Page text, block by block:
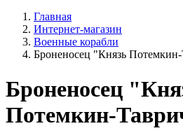
Главная
Интернет-магазин
Военные корабли
Броненосец "Князь
Броненосец
Потемкин-